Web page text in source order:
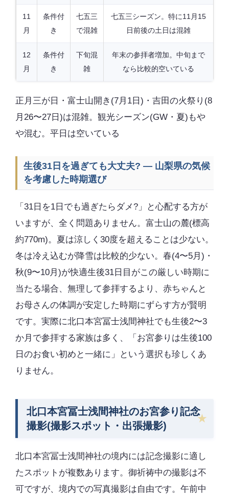
11
月
条件付
き
七五三
で混雑
七五三シーズン。特に11月15
日前後の土日は混雑
12
月
条件付
き
下旬混
雑
年末の参拝者増加。中旬まで
なら比較的空いている
正月三が日・富士山開き(7月1日)・吉田の火祭り(8
月26〜27日)は混雑。観光シーズン(GW・夏)もや
や混む。平日は空いている
生後31日を過ぎても大丈夫? — 山梨県の気候
を考慮した時期選び
「31日を1日でも過ぎたらダメ?」と心配する方が
いますが、全く問題ありません。富士山の麓(標高
約770m)。夏は涼しく30度を超えることは少ない。
冬は冷え込むが降雪は比較的少ない。春(4〜5月)・
秋(9〜10月)が快適生後31日目がこの厳しい時期に
当たる場合、無理して参拝するより、赤ちゃんと
お母さんの体調が安定した時期にずらす方が賢明
です。実際に北口本宮冨士浅間神社でも生後2〜3
か月で参拝する家族は多く、「お宮参りは生後100
日のお食い初めと一緒に」という選択も珍しくあ
りません。
北口本宮冨士浅間神社のお宮参り記念
撮影(撮影スポット・出張撮影)
北口本宮冨士浅間神社の境内には記念撮影に適し
たスポットが複数あります。御祈祷中の撮影は不
可ですが、境内での写真撮影は自由です。午前中